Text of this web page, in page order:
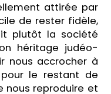
attirée par
de rester fidèle,
plutôt la société
héritage judéo-
nous accrocher à
le restant de
nous reproduire et